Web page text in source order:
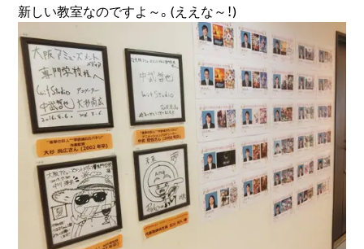
新しい教室なのですよ～。(ええな～！)